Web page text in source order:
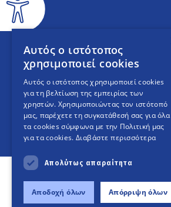
Αυτός ο ιστότοπος
χρησιμοποιεί cookies
Αυτός ο ιστότοπος χρησιμοποιεί cookies
για τη βελτίωση της εμπειρίας των
χρηστών. Χρησιμοποιώντας τον ιστότοπό
μας, παρέχετε τη συγκατάθεσή σας για όλα
τα cookies σύμφωνα με την Πολιτική μας
για τα cookies. Διαβάστε περισσότερα
Απολύτως απαραίτητα
Αποδοχή όλων Απόρριψη όλων